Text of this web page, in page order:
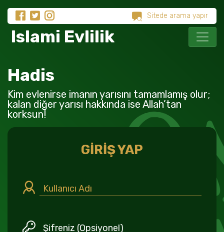
Islami Evlilik
Hadis
Kim evlenirse imanın yarısını tamamlamış olur;
kalan diğer yarısı hakkında ise Allah’tan
korksun!
GİRİŞ YAP